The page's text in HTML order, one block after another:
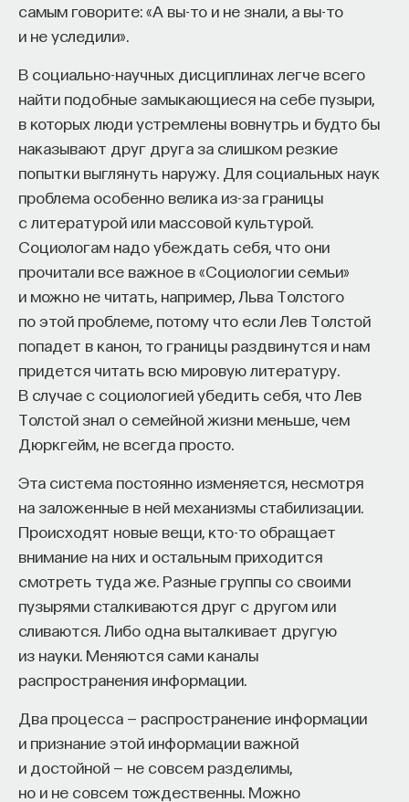
самым говорите: «А вы-то и не знали, а вы-то
и не уследили».
В социально-научных дисциплинах легче всего
найти подобные замыкающиеся на себе пузыри,
в которых люди устремлены вовнутрь и будто бы
наказывают друг друга за слишком резкие
попытки выглянуть наружу. Для социальных наук
проблема особенно велика из-за границы
с литературой или массовой культурой.
Социологам надо убеждать себя, что они
прочитали все важное в «Социологии семьи»
и можно не читать, например, Льва Толстого
по этой проблеме, потому что если Лев Толстой
попадет в канон, то границы раздвинутся и нам
придется читать всю мировую литературу.
В случае с социологией убедить себя, что Лев
Толстой знал о семейной жизни меньше, чем
Дюркгейм, не всегда просто.
Эта система постоянно изменяется, несмотря
на заложенные в ней механизмы стабилизации.
Происходят новые вещи, кто-то обращает
внимание на них и остальным приходится
смотреть туда же. Разные группы со своими
пузырями сталкиваются друг с другом или
сливаются. Либо одна выталкивает другую
из науки. Меняются сами каналы
распространения информации.
Два процесса — распространение информации
и признание этой информации важной
и достойной — не совсем разделимы,
но и не совсем тождественны. Можно